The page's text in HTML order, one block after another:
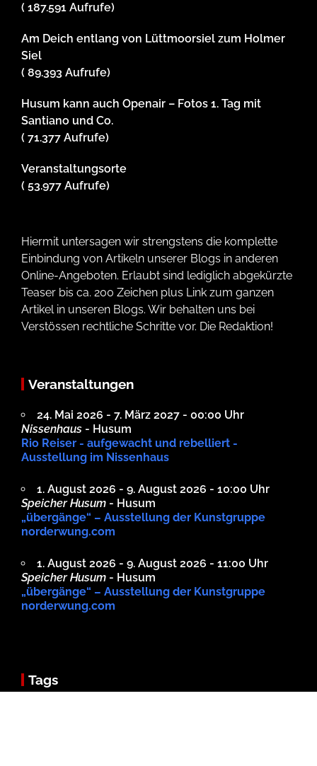
( 187.591 Aufrufe)
Am Deich entlang von Lüttmoorsiel zum Holmer
Siel
( 89.393 Aufrufe)
Husum kann auch Openair – Fotos 1. Tag mit
Santiano und Co.
( 71.377 Aufrufe)
Veranstaltungsorte
( 53.977 Aufrufe)
Hiermit untersagen wir strengstens die komplette
Einbindung von Artikeln unserer Blogs in anderen
Online-Angeboten. Erlaubt sind lediglich abgekürzte
Teaser bis ca. 200 Zeichen plus Link zum ganzen
Artikel in unseren Blogs. Wir behalten uns bei
Verstössen rechtliche Schritte vor. Die Redaktion!
Veranstaltungen
24. Mai 2026 - 7. März 2027 - 00:00 Uhr
Nissenhaus - Husum
Rio Reiser - aufgewacht und rebelliert -
Ausstellung im Nissenhaus
1. August 2026 - 9. August 2026 - 10:00 Uhr
Speicher Husum - Husum
„übergänge“ – Ausstellung der Kunstgruppe
norderwung.com
1. August 2026 - 9. August 2026 - 11:00 Uhr
Speicher Husum - Husum
„übergänge“ – Ausstellung der Kunstgruppe
norderwung.com
Tags